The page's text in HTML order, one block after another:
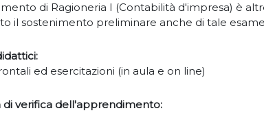
di Ragioneria I (Contabilità d'impresa) è
il sostenimento preliminare anche di tale
ed esercitazioni (in aula e on line)
di verifica dell'apprendimento: